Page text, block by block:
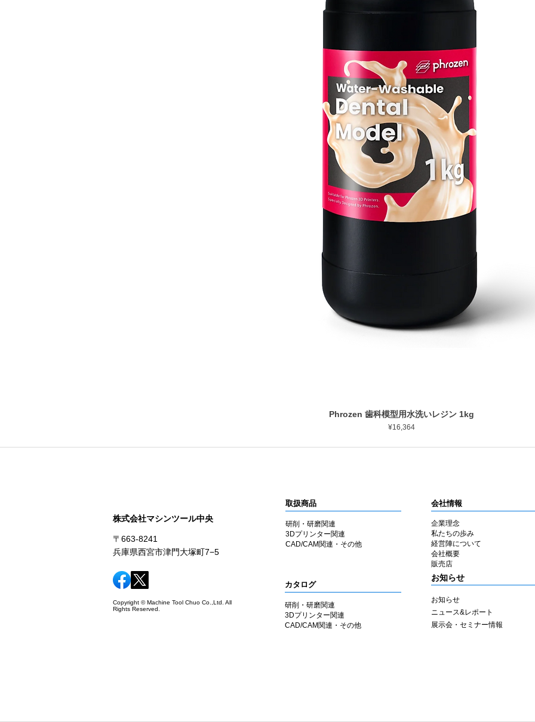
ดูข้อมูลด่วน
Phrozen 歯科模型用水洗いレジン 1kg
ราคา
¥16,364
株式会社マシンツール中央
〒663-8241
兵庫県西宮市津門大塚町7−5
Copyright © Machine Tool Chuo Co.,Ltd. All
Rights Reserved.
取扱商品
研削・研磨関連
3Dプリンター関連
CAD/CAM関連・その他
カタログ
研削・研磨関連
3Dプリンター関連
CAD/CAM関連・その他
会社情報
企業理念
私たちの歩み
​経営陣について
会社概要
​販売店
​お知らせ
お知らせ
ニュース&レポート
展示会・セミナー情報